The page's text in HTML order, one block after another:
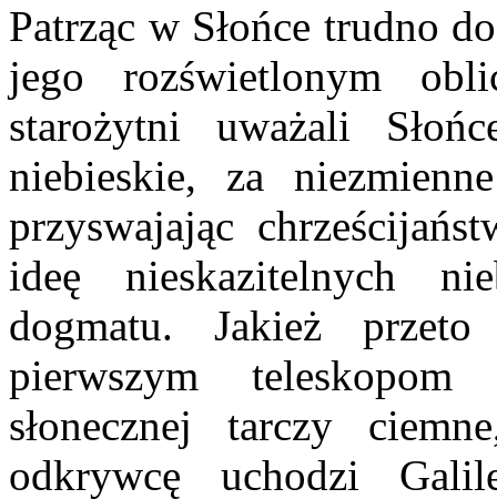
Patrząc w Słońce trudno
jego rozświetlonym
starożytni uważali
niebieskie, za
przyswajając
ideę nieskazitelnych
dogmatu. Jakież
pierwszym
słonecznej tarczy
odkrywcę uchodzi